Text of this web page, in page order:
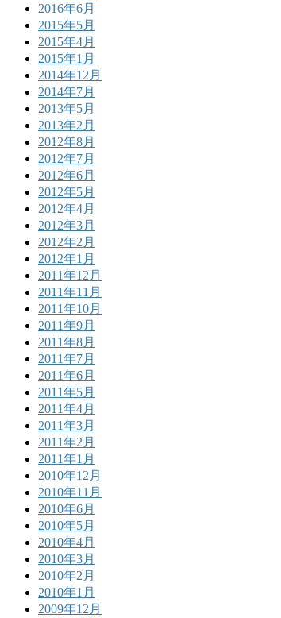
2016年6月
2015年5月
2015年4月
2015年1月
2014年12月
2014年7月
2013年5月
2013年2月
2012年8月
2012年7月
2012年6月
2012年5月
2012年4月
2012年3月
2012年2月
2012年1月
2011年12月
2011年11月
2011年10月
2011年9月
2011年8月
2011年7月
2011年6月
2011年5月
2011年4月
2011年3月
2011年2月
2011年1月
2010年12月
2010年11月
2010年6月
2010年5月
2010年4月
2010年3月
2010年2月
2010年1月
2009年12月